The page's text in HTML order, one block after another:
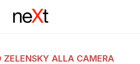
ZELENSKY ALLA CAMERA